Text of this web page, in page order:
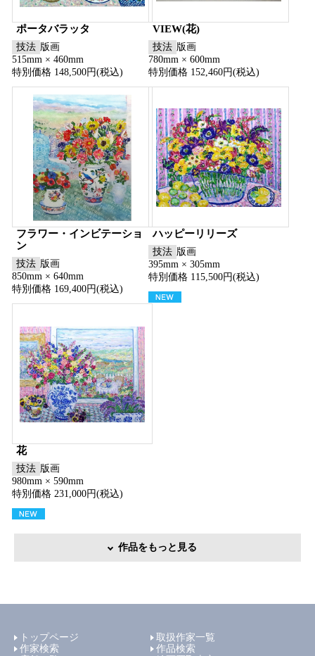
ポータバラッタ
技法 版画
515mm × 460mm
特別価格 148,500円(税込)
VIEW(花)
技法 版画
780mm × 600mm
特別価格 152,460円(税込)
フラワー・インビテーショ
ン
技法 版画
850mm × 640mm
特別価格 169,400円(税込)
ハッピーリリーズ
技法 版画
395mm × 305mm
特別価格 115,500円(税込)
花
技法 版画
980mm × 590mm
特別価格 231,000円(税込)
作品をもっと見る
トップページ
取扱作家一覧
作家検索
作品検索